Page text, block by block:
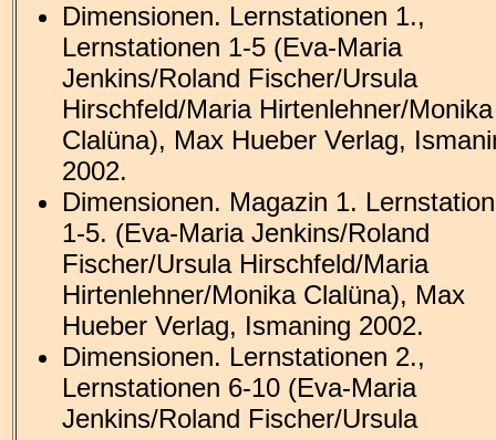
Dimensionen. Lernstationen 1.,
Lernstationen 1-5 (Eva-Maria
Jenkins/Roland Fischer/Ursula
Hirschfeld/Maria Hirtenlehner/Monika
Clalüna), Max Hueber Verlag,
2002.
Dimensionen. Magazin 1.
1-5. (Eva-Maria Jenkins/Roland
Fischer/Ursula Hirschfeld/Maria
Hirtenlehner/Monika Clalüna), Max
Hueber Verlag, Ismaning 2002.
Dimensionen. Lernstationen 2.,
Lernstationen 6-10 (Eva-Maria
Jenkins/Roland Fischer/Ursula